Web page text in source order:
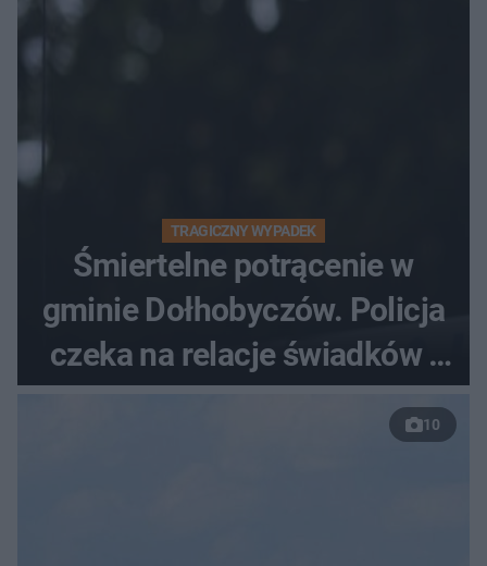
TRAGICZNY WYPADEK
Śmiertelne potrącenie w
gminie Dołhobyczów. Policja
czeka na relacje świadków i
nagrania z kamer
10